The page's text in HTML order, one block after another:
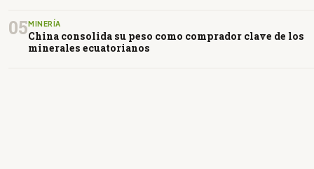
05 MINERÍA
China consolida su peso como comprador clave de los
minerales ecuatorianos